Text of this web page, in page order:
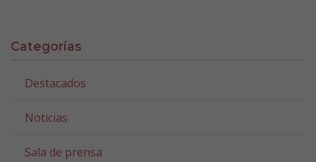
Categorías
Destacados
Noticias
Sala de prensa